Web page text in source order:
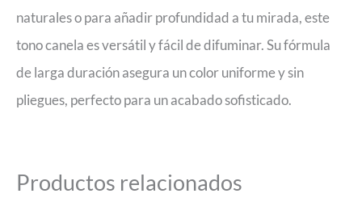
naturales o para añadir profundidad a tu mirada, este
tono canela es versátil y fácil de difuminar. Su fórmula
de larga duración asegura un color uniforme y sin
pliegues, perfecto para un acabado sofisticado.
Productos relacionados